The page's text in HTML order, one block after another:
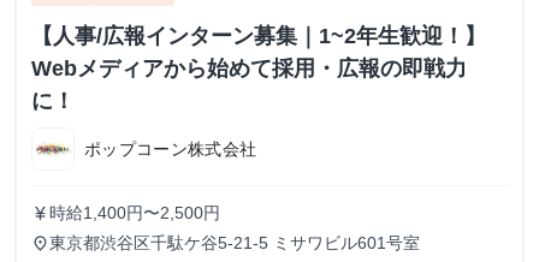
【人事/広報インターン募集｜1~2年生歓迎！】
Webメディアから始めて採用・広報の即戦力
に！
ポップコーン株式会社
currency_yen 時給1,400円〜2,500円
place東京都渋谷区千駄ケ谷5-21-5 ミサワビル601号室